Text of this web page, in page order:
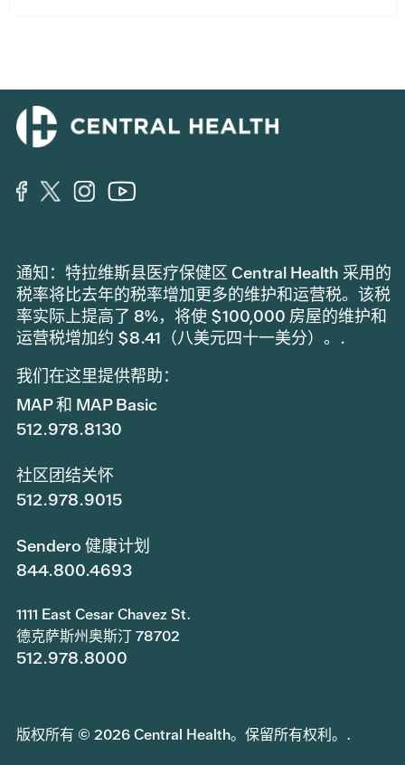
通知：特拉维斯县医疗保健区 Central Health 采用的
税率将比去年的税率增加更多的维护和运营税。该税
率实际上提高了 8%，将使 $100,000 房屋的维护和
运营税增加约 $8.41（八美元四十一美分）。.
我们在这里提供帮助：
MAP 和 MAP Basic
512.978.8130
社区团结关怀
512.978.9015
Sendero 健康计划
844.800.4693
1111 East Cesar Chavez St.
德克萨斯州奥斯汀 78702
512.978.8000
版权所有 © 2026 Central Health。保留所有权利。.